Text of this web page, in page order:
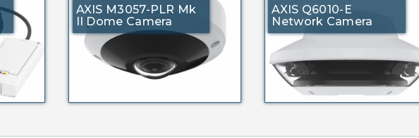
AXIS M3057-PLR Mk
II Dome Camera
AXIS Q6010-E
Network Camera